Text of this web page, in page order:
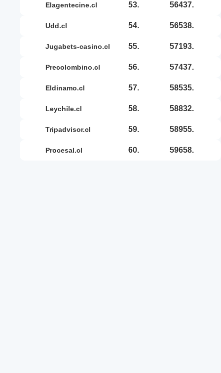
elagentecine.cl 53. 56437.
udd.cl 54. 56538.
jugabets-casino.cl 55. 57193.
precolombino.cl 56. 57437.
eldinamo.cl 57. 58535.
leychile.cl 58. 58832.
tripadvisor.cl 59. 58955.
procesal.cl 60. 59658.